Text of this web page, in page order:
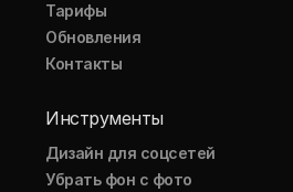
Тарифы
Обновления
Контакты
Инструменты
Дизайн для соцсетей
Убрать фон с фото